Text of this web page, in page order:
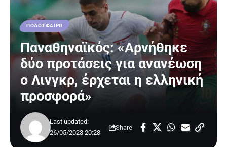
ΠΟΔΟΣΦΑΙΡΟ
Παναθηναϊκός: «Αρνήθηκε
δύο προτάσεις για ανανέωση
ο Λινγκρ, έρχεται η ελληνική
προσφορά»
Last updated:
26/05/2023 20:28
Share